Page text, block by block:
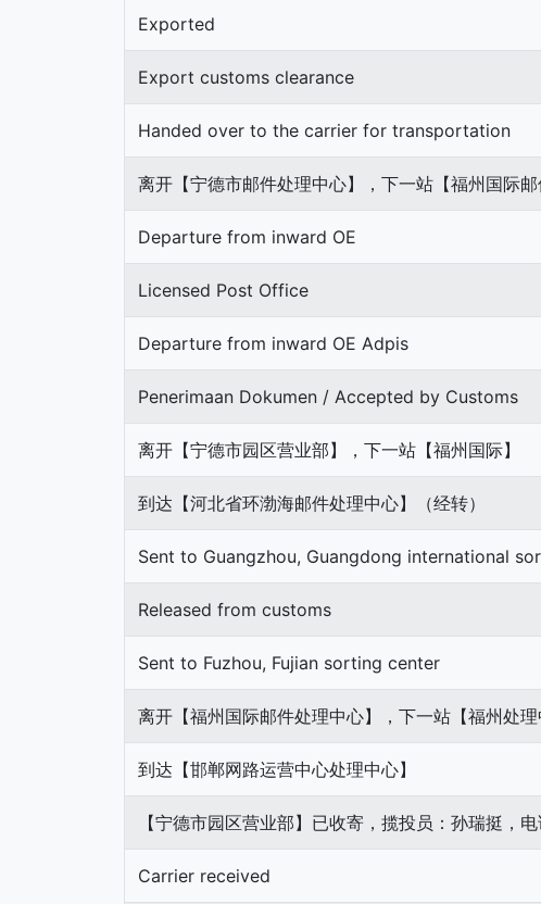
Exported
Export customs clearance
Handed over to the carrier for transportation
离开【宁德市邮件处理中心】，下一站【福州国际邮
Departure from inward OE
Licensed Post Office
Departure from inward OE Adpis
Penerimaan Dokumen / Accepted by Customs
离开【宁德市园区营业部】，下一站【福州国际】
到达【河北省环渤海邮件处理中心】（经转）
Sent to Guangzhou, Guangdong international
Released from customs
Sent to Fuzhou, Fujian sorting center
离开【福州国际邮件处理中心】，下一站【福州处理
到达【邯郸网路运营中心处理中心】
【宁德市园区营业部】已收寄，揽投员：孙瑞挺，
Carrier received